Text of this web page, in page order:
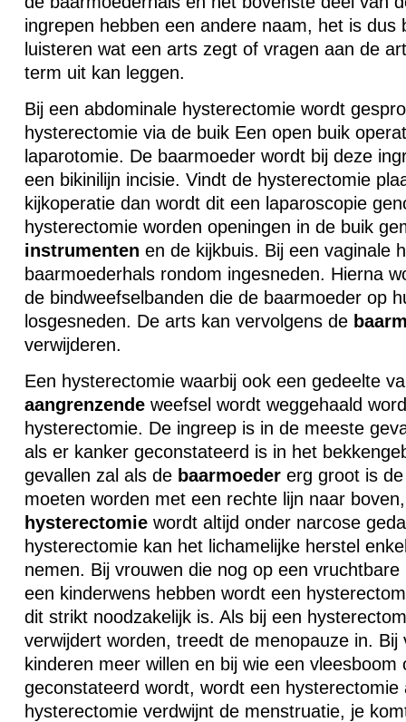
ingrepen hebben een andere naam, het is dus
luisteren wat een arts zegt of vragen aan de
term uit kan leggen.
Bij een abdominale hysterectomie wordt
hysterectomie via de buik Een open buik
laparotomie. De baarmoeder wordt bij deze
een bikinilijn incisie. Vindt de hysterectomie
kijkoperatie dan wordt dit een laparoscopie
hysterectomie worden openingen in de buik
instrumenten en de kijkbuis. Bij een vaginale
baarmoederhals rondom ingesneden. Hierna
de bindweefselbanden die de baarmoeder op
losgesneden. De arts kan vervolgens de
verwijderen.
Een hysterectomie waarbij ook een gedeelte
aangrenzendeweefsel wordt weggehaald
hysterectomie. De ingreep is in de meeste
als er kanker geconstateerd is in het
gevallen zal als de baarmoedererg groot is de
moeten worden met een rechte lijn naar
hysterectomiewordt altijd onder narcose
hysterectomie kan het lichamelijke herstel
nemen. Bij vrouwen die nog op een
een kinderwens hebben wordt een
dit strikt noodzakelijk is. Als bij een
verwijdert worden, treedt de menopauze in. Bij
kinderen meer willen en bij wie een vleesboom
geconstateerd wordt, wordt een hysterectomie
hysterectomie verdwijnt de menstruatie, je